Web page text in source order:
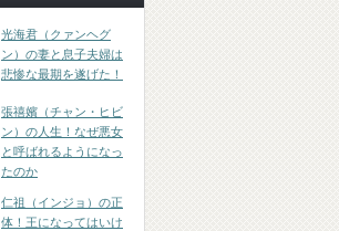
光海君（クァンヘグ
ン）の妻と息子夫婦は
悲惨な最期を遂げた！
張禧嬪（チャン・ヒビ
ン）の人生！なぜ悪女
と呼ばれるようになっ
たのか
仁祖（インジョ）の正
体！王になってはいけ